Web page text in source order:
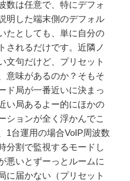
数は任意で、特にデフォ
明した端末側のデフォル
たとしても、単に自分の
されるだけです。近隣ノ
文句だけど、プリセット
意味があるのか？そもそ
ド局が一番近いに決まっ
い局あるよー的にほかの
ションが全く浮かんでこ
1台運用の場合VoIP周波数
分割で監視するモードし
悪いとずーっとルームに
に届かない（プリセット